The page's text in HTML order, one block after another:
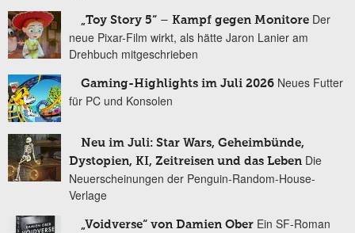
„Toy Story 5“ – Kampf gegen Monitore Der
neue Pixar-Film wirkt, als hätte Jaron Lanier am
Drehbuch mitgeschrieben
Gaming-Highlights im Juli 2026 Neues Futter
für PC und Konsolen
Neu im Juli: Star Wars, Geheimbünde,
Dystopien, KI, Zeitreisen und das Leben Die
Neuerscheinungen der Penguin-Random-House-
Verlage
„Voidverse“ von Damien Ober Ein SF-Roman